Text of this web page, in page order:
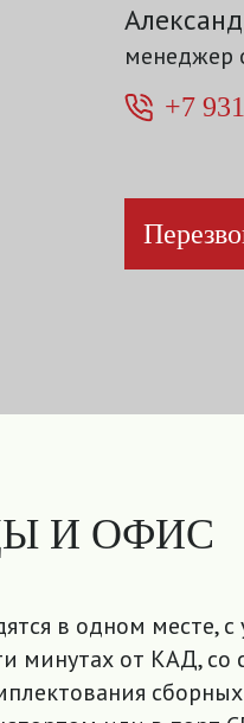
менеджер
+7
И ОФИС
в одном месте,
минутах от КАД, со
сборных